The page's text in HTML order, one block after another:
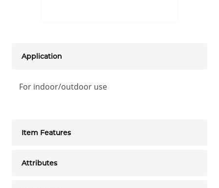
Application
For indoor/outdoor use
Item Features
Attributes